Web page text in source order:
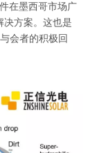
在墨西哥市场广
决方案。这也是
会者的积极回